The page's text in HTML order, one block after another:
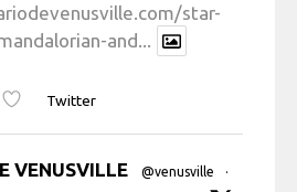
star-
and...
Twitter
VENUSVILLE @venusville
·